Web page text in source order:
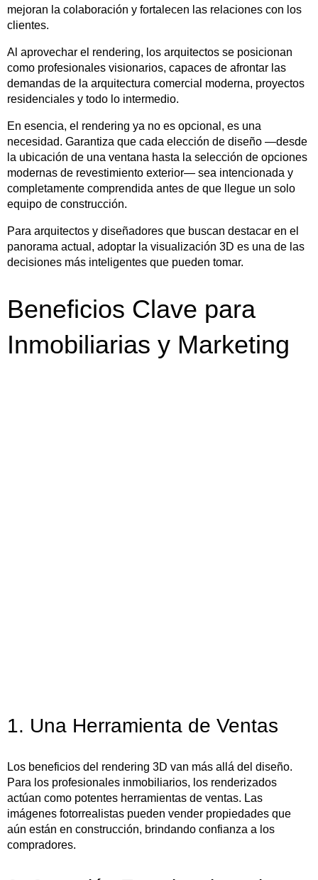
mejoran la colaboración y fortalecen las relaciones con los
clientes.
Al aprovechar el rendering, los arquitectos se posicionan
como profesionales visionarios, capaces de afrontar las
demandas de la arquitectura comercial moderna, proyectos
residenciales y todo lo intermedio.
En esencia, el rendering ya no es opcional, es una
necesidad. Garantiza que cada elección de diseño —desde
la ubicación de una ventana hasta la selección de opciones
modernas de revestimiento exterior— sea intencionada y
completamente comprendida antes de que llegue un solo
equipo de construcción.
Para arquitectos y diseñadores que buscan destacar en el
panorama actual, adoptar la visualización 3D es una de las
decisiones más inteligentes que pueden tomar.
Beneficios Clave para
Inmobiliarias y Marketing
1. Una Herramienta de Ventas
Los beneficios del rendering 3D van más allá del diseño.
Para los profesionales inmobiliarios, los renderizados
actúan como potentes herramientas de ventas. Las
imágenes fotorrealistas pueden vender propiedades que
aún están en construcción, brindando confianza a los
compradores.